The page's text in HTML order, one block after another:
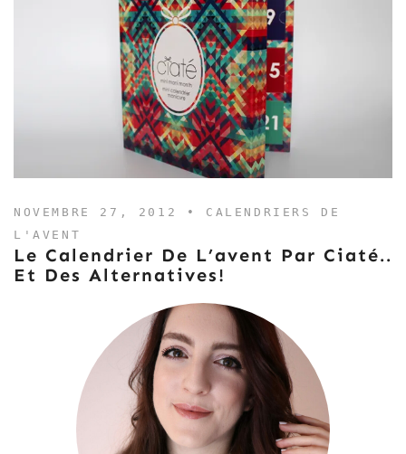
NOVEMBRE 27, 2012 • CALENDRIERS DE
L'AVENT
Le Calendrier De L’avent Par Ciaté..
Et Des Alternatives!